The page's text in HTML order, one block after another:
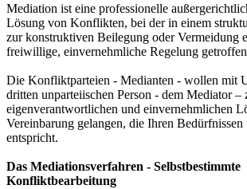
Mediation ist eine professionelle
Lösung von Konflikten, bei der in einem
zur konstruktiven Beilegung oder Vermeidung
freiwillige, einvernehmliche Regelung
Die Konfliktparteien - Medianten - wollen mit
dritten unparteiischen Person - dem Mediator –
eigenverantwortlichen und einvernehmlichen
Vereinbarung gelangen, die Ihren Bedürfnissen
entspricht.
Das Mediationsverfahren - Selbstbestimmte
Konfliktbearbeitung